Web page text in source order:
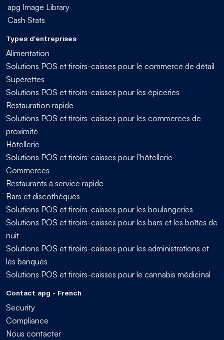
apg Image Library
Cash Stats
Types d'entreprises
Alimentation
Solutions POS et tiroirs-caisses pour le commerce de détail
Supérettes
Solutions POS et tiroirs-caisses pour les épiceries
Restauration rapide
Solutions POS et tiroirs-caisses pour les commerces de
proximité
Hôtellerie
Solutions POS et tiroirs-caisses pour l’hôtellerie
Commerces
Restaurants à service rapide
Bars et discothèques
Solutions POS et tiroirs-caisses pour les boulangeries
Solutions POS et tiroirs-caisses pour les bars et les boîtes de
nuit
Solutions POS et tiroirs-caisses pour les administrations et
les banques
Solutions POS et tiroirs-caisses pour le cannabis médicinal
Contact apg - French
Security
Compliance
Nous contacter